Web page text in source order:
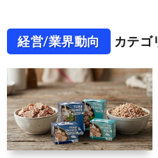
経営/業界動向 カテゴ